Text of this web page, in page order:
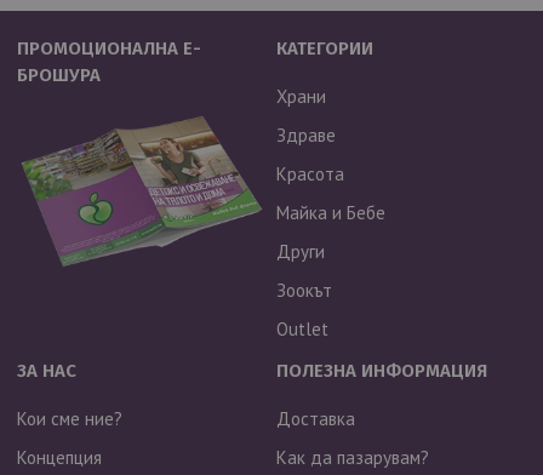
ПРОМОЦИОНАЛНА Е-
БРОШУРА
КАТЕГОРИИ
Храни
Здраве
Красота
Майка и Бебе
Други
Зоокът
Outlet
ЗА НАС
Кои сме ние?
Концепция
ПОЛЕЗНА ИНФОРМАЦИЯ
Доставка
Как да пазарувам?